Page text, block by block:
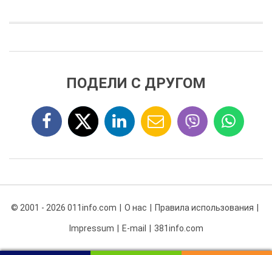
ПОДЕЛИ С ДРУГОМ
© 2001 - 2026 011info.com О нас Правила использования
Impressum E-mail 381info.com